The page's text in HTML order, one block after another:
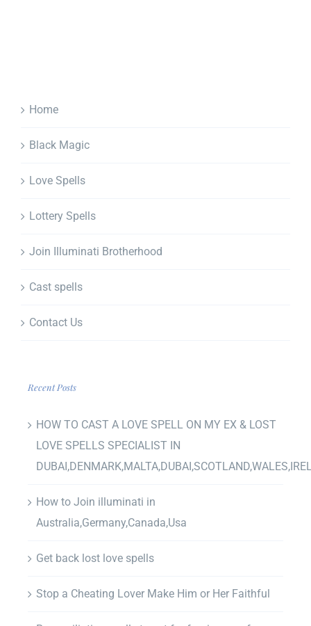
Home
Black Magic
Love Spells
Lottery Spells
Join Illuminati Brotherhood
Cast spells
Contact Us
Recent Posts
HOW TO CAST A LOVE SPELL ON MY EX & LOST
LOVE SPELLS SPECIALIST IN
How to Join illuminati in
Australia,Germany,Canada,Usa
Get back lost love spells
Stop a Cheating Lover Make Him or Her Faithful